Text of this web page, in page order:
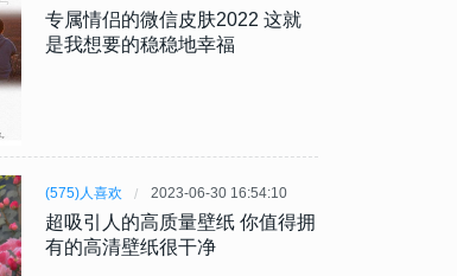
专属情侣的微信皮肤2022 这就
是我想要的稳稳地幸福
(575)人喜欢 2023-06-30 16:54:10
超吸引人的高质量壁纸 你值得拥
有的高清壁纸很干净